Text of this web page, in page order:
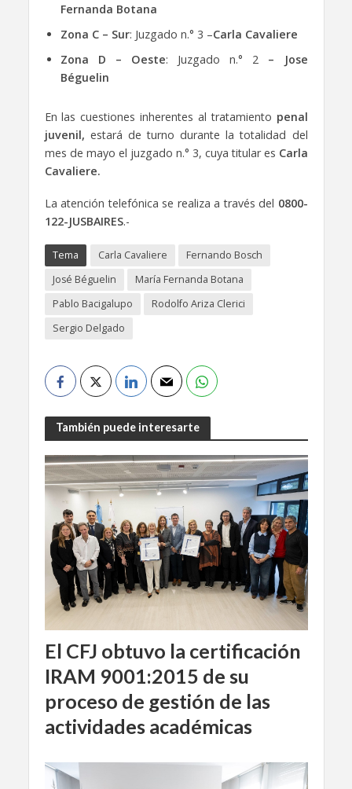
Fernanda Botana
Zona C – Sur: Juzgado n.° 3 –Carla Cavaliere
Zona D – Oeste: Juzgado n.° 2 – Jose
Béguelin
En las cuestiones inherentes al tratamiento penal
juvenil, estará de turno durante la totalidad del
mes de mayo el juzgado n.° 3, cuya titular es Carla
Cavaliere.
La atención telefónica se realiza a través del 0800-
122-JUSBAIRES.-
Tema Carla Cavaliere
Fernando Bosch
José Béguelin
María Fernanda Botana
Pablo Bacigalupo
Rodolfo Ariza Clerici
Sergio Delgado
También puede interesarte
El CFJ obtuvo la certificación
IRAM 9001:2015 de su
proceso de gestión de las
actividades académicas